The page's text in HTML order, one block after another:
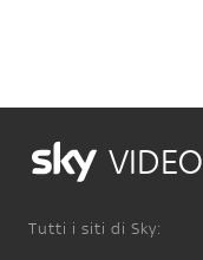
VIDEO
Tutti i siti di Sky: